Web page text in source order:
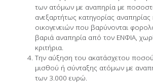
των ατόμων με αναπηρία με
ανεξαρτήτως κατηγορίας αναπηρίας
οικογενειών που βαρύνονται
βαριά αναπηρία από τον ΕΝΦΙΑ,
κριτήρια.
Την αύξηση του ακατάσχετου
μισθού ή σύνταξης ατόμων με
των 3.000 ευρώ.